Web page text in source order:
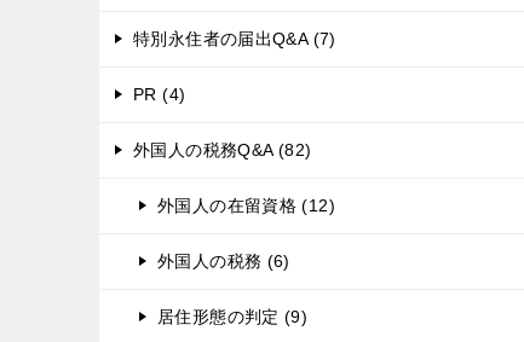
特別永住者の届出Q&A (7)
PR (4)
外国人の税務Q&A (82)
外国人の在留資格 (12)
外国人の税務 (6)
居住形態の判定 (9)